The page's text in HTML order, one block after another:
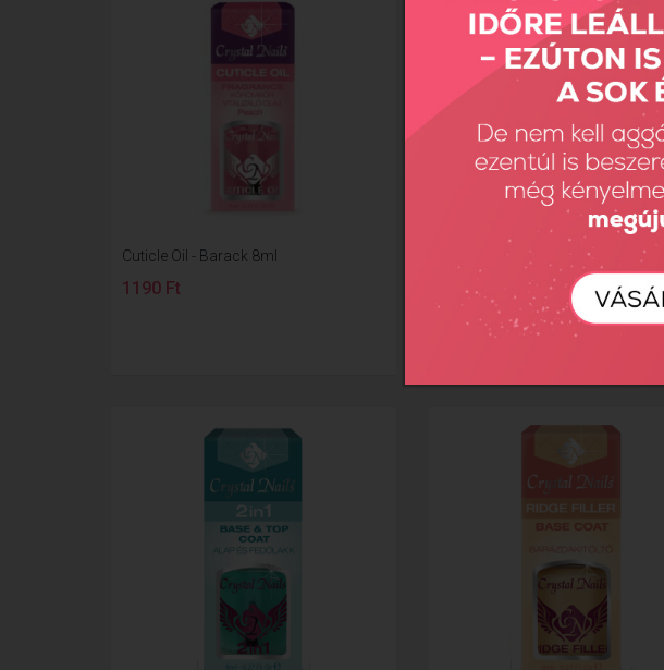
Cuticle Oil - Barack 8ml
1190 Ft
Cuticle Oil - Kókusz 8ml
1190 Ft